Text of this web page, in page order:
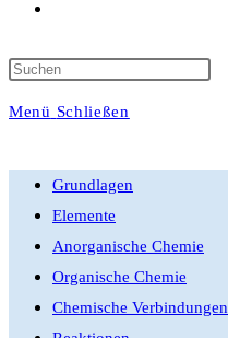
Suche
umschalten
Menü Schließen
Grundlagen
Elemente
Anorganische Chemie
Organische Chemie
Chemische Verbindungen